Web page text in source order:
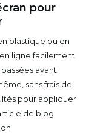
pour
plastique ou en
ligne facilement
avant
sans frais de
pour appliquer
de blog